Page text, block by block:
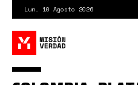
contenido
principal
Lun. 10 Agosto 2026